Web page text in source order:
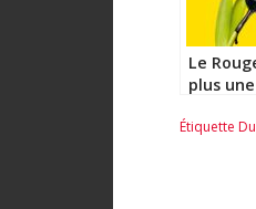
Le
plus
Étiquette